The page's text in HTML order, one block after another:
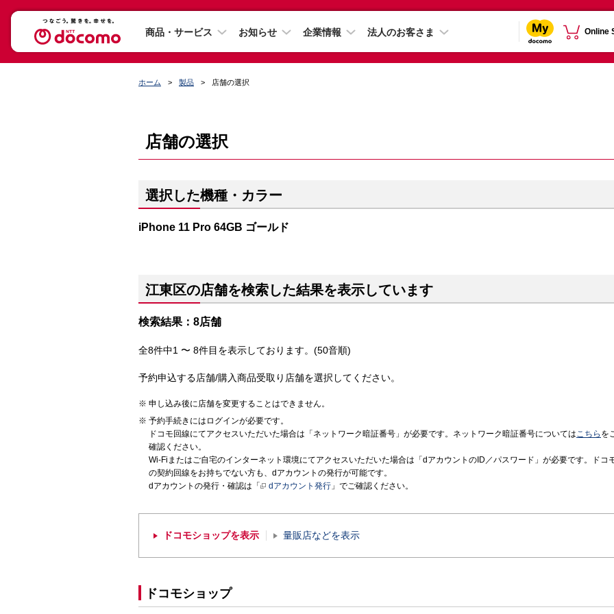
商品・サービス お知らせ 企業情報 法人のお客さま Online
ホーム 製品 店舗の選択
店舗の選択
選択した機種・カラー
iPhone 11 Pro 64GB ゴールド
江東区の店舗を検索した結果を表示しています
検索結果：8店舗
全8件中1 〜 8件目を表示しております。(50音順)
予約申込する店舗/購入商品受取り店舗を選択してください。
申し込み後に店舗を変更することはできません。
予約手続きにはログインが必要です。
ドコモ回線にてアクセスいただいた場合は「ネットワーク暗証番号」が必要です。ネットワーク暗証番号についてはこちら を
確認ください。
Wi-Fiまたはご自宅のインターネット環境にてアクセスいただいた場合は「dアカウントのID／パスワード」が必要です。ドコ
の契約回線をお持ちでない方も、dアカウントの発行が可能です。
dアカウントの発行・確認は「
dアカウント発行 」でご確認ください。
ドコモショップを表示 量販店などを表示
ドコモショップ